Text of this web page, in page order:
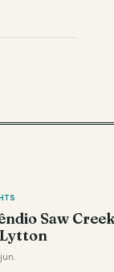
Saw